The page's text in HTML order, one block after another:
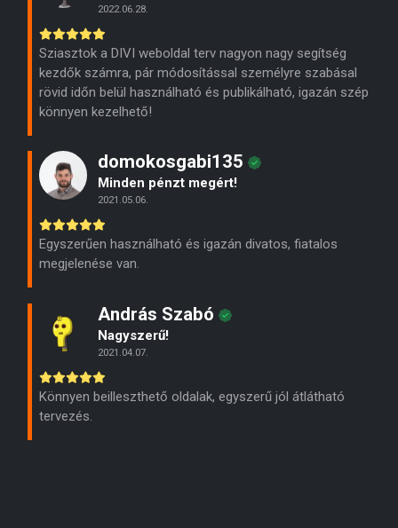
2022.06.28.
Sziasztok a DIVI weboldal terv nagyon nagy segítség
kezdők számra, pár módosítással személyre szabásal
rövid időn belül használható és publikálható, igazán szép
könnyen kezelhető!
domokosgabi135
Minden pénzt megért!
2021.05.06.
Egyszerűen használható és igazán divatos, fiatalos
megjelenése van.
András Szabó
Nagyszerű!
2021.04.07.
Könnyen beilleszthető oldalak, egyszerű jól átlátható
tervezés.